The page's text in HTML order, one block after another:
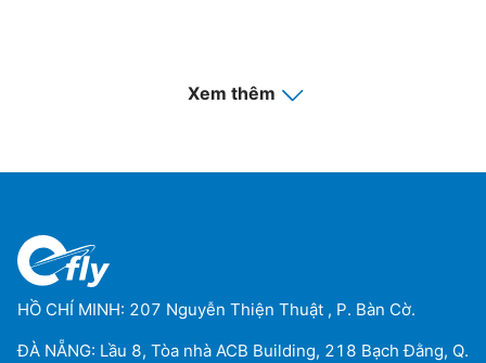
Xem thêm
HỒ CHÍ MINH: 207 Nguyễn Thiện Thuật , P. Bàn Cờ.
ĐÀ NẴNG: Lầu 8, Tòa nhà ACB Building, 218 Bạch Đằng, Q.